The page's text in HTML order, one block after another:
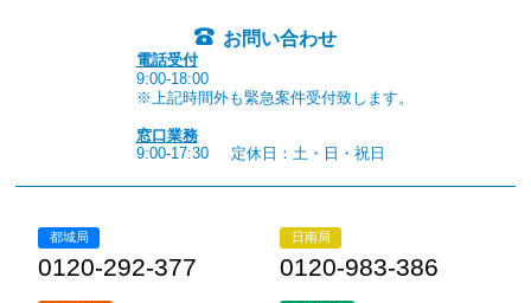
お問い合わせ
電話受付
9:00-18:00
※上記時間外も緊急案件受付致します。
窓口業務
9:00-17:30
定休日：土・日・祝日
都城局
0120-292-377
日南局
0120-983-386